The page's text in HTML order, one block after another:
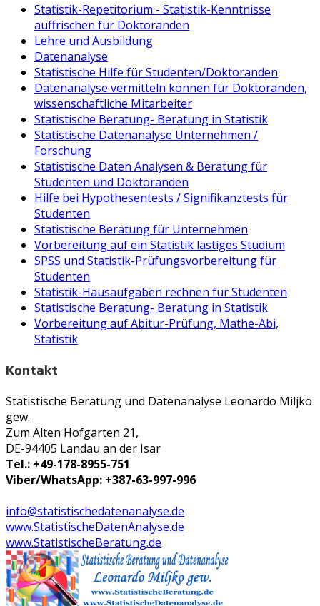
Statistik-Repetitorium - Statistik-Kenntnisse
auffrischen für Doktoranden
Lehre und Ausbildung
Datenanalyse
Statistische Hilfe für Studenten/Doktoranden
Datenanalyse vermitteln können für Doktoranden,
wissenschaftliche Mitarbeiter
Statistische Beratung- Beratung in Statistik
Statistische Datenanalyse Unternehmen /
Forschung
Statistische Daten Analysen & Beratung für
Studenten und Doktoranden
Hilfe bei Hypothesentests / Signifikanztests für
Studenten
Statistische Beratung für Unternehmen
Vorbereitung auf ein Statistik lästiges Studium
SPSS und Statistik-Prüfungsvorbereitung für
Studenten
Statistik-Hausaufgaben rechnen für Studenten
Statistische Beratung- Beratung in Statistik
Vorbereitung auf Abitur-Prüfung, Mathe-Abi,
Statistik
Kontakt
Statistische Beratung und Datenanalyse Leonardo Miljko
gew.
Zum Alten Hofgarten 21,
DE-94405 Landau an der Isar
Tel.: +49-178-8955-751
Viber/WhatsApp: +387-63-997-996
info@statistischedatenanalyse.de
www.StatistischeDatenAnalyse.de
www.StatistischeBeratung.de